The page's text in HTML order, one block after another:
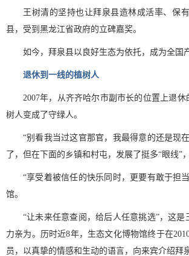
王树清的坚持也让拜泉县造林成活率、保
县，受到黑龙江省政府的立碑嘉奖。
如今，拜泉县以良好生态为依托，成为全国
退休到一线的植树人
2007年，从齐齐哈尔市副市长的位置上退
树人变成了守绿人。
“别看我当过这官那官，我最得意的还是现
了，但在下面的乡镇和村屯，发展了挺多“眼线
“享受着被信任的快乐同时，更要有敢于担
馆。
“让未来任意查阅，给后人任意挑选”，这
力亲为。历时近8年，生态文化博物馆终于在
员，以真挚的情感和生动的语言，向来宾介绍拜